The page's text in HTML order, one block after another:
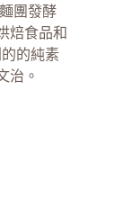
團發酵
焙食品和
的純素
治。